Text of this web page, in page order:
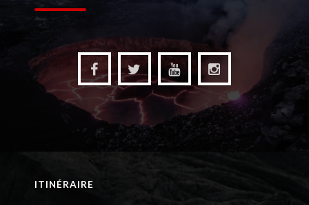
GEANT DE LAVE
VANUATU
YASUR, DES BOMBES
SOUS LES COCOTIERS
VANUATU
AMBRYM, LES
JUMEAUX DE L'ÎLE
NOIRE
VANUATU
NOIRE
ITINÉRAIRE